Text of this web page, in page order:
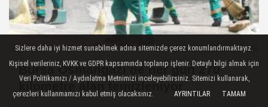
Bursa Osmangazi’de her gün 270
kilometre alan temizleniyor
Sizlere daha iyi hizmet sunabilmek adına sitemizde çerez konumlandırmaktayız.
Kişisel verileriniz, KVKK ve GDPR kapsamında toplanıp işlenir. Detaylı bilgi almak için
Veri Politikamızı / Aydınlatma Metnimizi inceleyebilirsiniz. Sitemizi kullanarak,
çerezleri kullanmamızı kabul etmiş olacaksınız.
AYRINTILAR TAMAM